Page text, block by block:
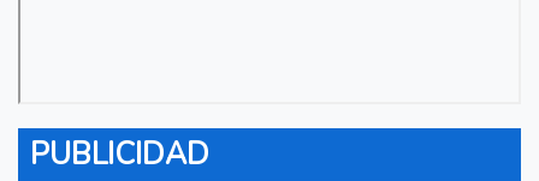
PUBLICIDAD